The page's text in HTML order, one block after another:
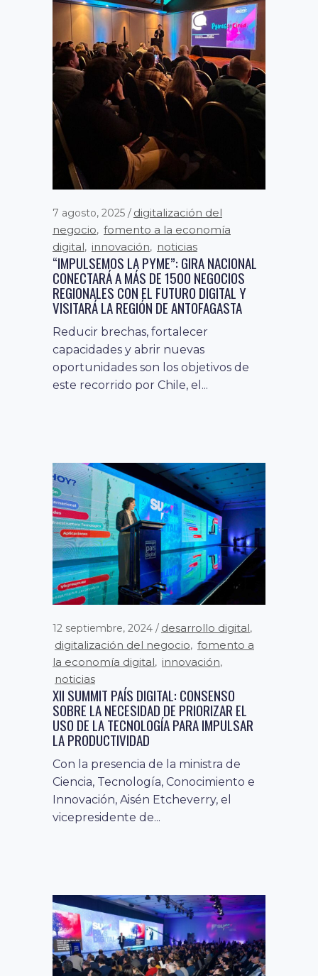
7 agosto, 2025
digitalización del
negocio, fomento a la economía
digital, innovación, noticias
“IMPULSEMOS LA PYME”: GIRA NACIONAL
CONECTARÁ A MÁS DE 1500 NEGOCIOS
REGIONALES CON EL FUTURO DIGITAL Y
VISITARÁ LA REGIÓN DE ANTOFAGASTA
Reducir brechas, fortalecer
capacidades y abrir nuevas
oportunidades son los objetivos de
este recorrido por Chile, el...
12 septiembre, 2024 desarrollo digital,
digitalización del negocio, fomento a
la economía digital, innovación,
noticias
XII SUMMIT PAÍS DIGITAL: CONSENSO
SOBRE LA NECESIDAD DE PRIORIZAR EL
USO DE LA TECNOLOGÍA PARA IMPULSAR
LA PRODUCTIVIDAD
Con la presencia de la ministra de
Ciencia, Tecnología, Conocimiento e
Innovación, Aisén Etcheverry, el
vicepresidente de...